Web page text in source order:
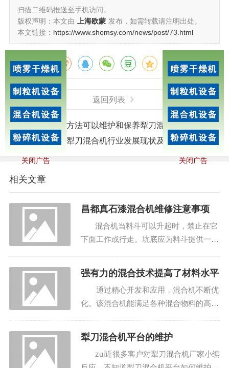
4.混合机具有很强的处理固体废弃物的能力，用于环
保行业时，处理固体废弃物的效率很高。
混合机厂家小编整理德《混音器性能再进
化！》全部内容，了解更多混合机知识请访问我们的网
站。
广告
扫描二维码推送至手机访问。
版权声明：本文由
上海欧蒙 发布，如需转载请注明出处。
本文链接： https://www.shomsy.com/news/post/73.html
分享给朋友：
返回列表
有几种方法可以维护和保养犁刀混合机。
下一篇：冀津京犁刀混合机行业发展现状及趋势
相关文章
昌都真石漆混合机维修注意事项
混合机当料斗可以升起时，禁止在它
下面工作或行走。坑底应为料斗提供一个
强有力的混合技术提高了材料水平
通过精心开发和应用，混合机不断优
化。该混合机能满足各种混合物料的高质
益。 该混合机配置智能方便，可用
于多种排列...
犁刀混合机平台的维护
zui近很多客户对犁刀混合机厂家小编
关闭广告 关闭广告